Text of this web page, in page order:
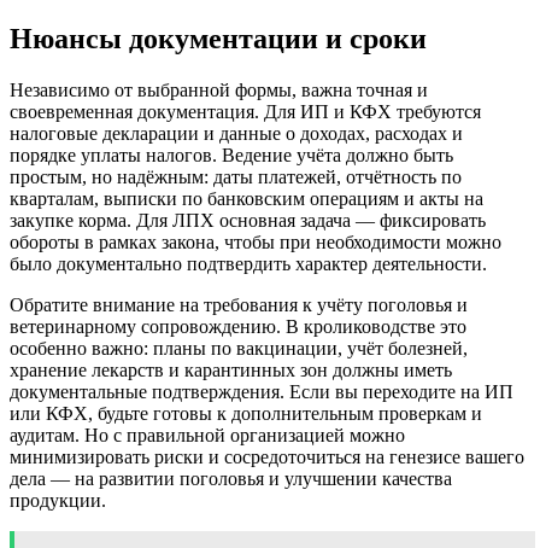
Нюансы документации и сроки
Независимо от выбранной формы, важна точная и
своевременная документация. Для ИП и КФХ требуются
налоговые декларации и данные о доходах, расходах и
порядке уплаты налогов. Ведение учёта должно быть
простым, но надёжным: даты платежей, отчётность по
кварталам, выписки по банковским операциям и акты на
закупке корма. Для ЛПХ основная задача — фиксировать
обороты в рамках закона, чтобы при необходимости можно
было документально подтвердить характер деятельности.
Обратите внимание на требования к учёту поголовья и
ветеринарному сопровождению. В кролиководстве это
особенно важно: планы по вакцинации, учёт болезней,
хранение лекарств и карантинных зон должны иметь
документальные подтверждения. Если вы переходите на ИП
или КФХ, будьте готовы к дополнительным проверкам и
аудитам. Но с правильной организацией можно
минимизировать риски и сосредоточиться на генезисе вашего
дела — на развитии поголовья и улучшении качества
продукции.